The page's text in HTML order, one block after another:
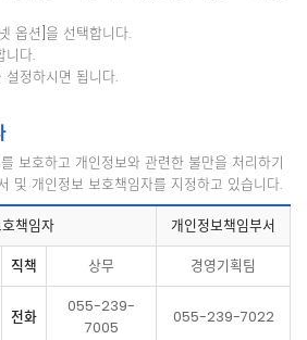
옵션]을 선택합니다.
니다.
정하시면 됩니다.
보호하고 개인정보와 관련한 불만을 처리하기
및 개인정보 보호책임자를 지정하고 있습니다.
책임자 개인정보책임부서
직책 상무 경영기획팀
전화
055-239-
7005
055-239-7022